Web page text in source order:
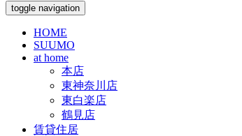
toggle navigation
HOME
SUUMO
at home
本店
東神奈川店
東白楽店
鶴見店
賃貸住居